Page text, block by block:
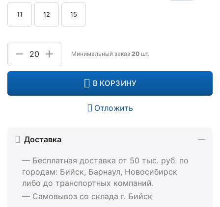
11 12 15
+
− Минимальный заказ 20 шт.
В КОРЗИНУ
Отложить
Доставка
— Бесплатная доставка от 50 тыс. руб. по
городам: Бийск, Барнаул, Новосибирск
либо до транспортных компаний.
— Самовывоз со склада г. Бийск